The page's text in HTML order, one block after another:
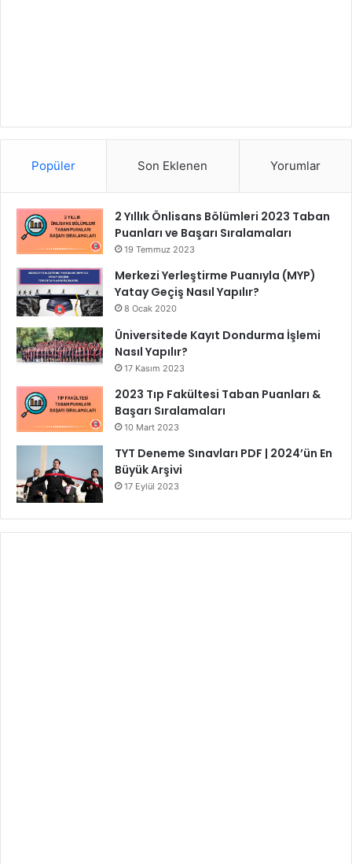
Popüler Son Eklenen Yorumlar
2 Yıllık Önlisans Bölümleri 2023 Taban
Puanları ve Başarı Sıralamaları
19 Temmuz 2023
Merkezi Yerleştirme Puanıyla (MYP)
Yatay Geçiş Nasıl Yapılır?
8 Ocak 2020
Üniversitede Kayıt Dondurma İşlemi
Nasıl Yapılır?
17 Kasım 2023
2023 Tıp Fakültesi Taban Puanları &
Başarı Sıralamaları
10 Mart 2023
TYT Deneme Sınavları PDF | 2024’ün En
Büyük Arşivi
17 Eylül 2023